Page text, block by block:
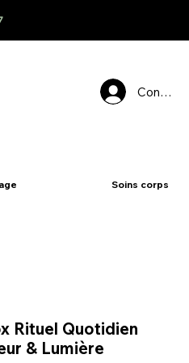
Connexion
Soins corps
Rituel Quotidien
& Lumière